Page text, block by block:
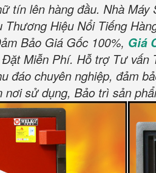
tín lên hàng đầu. Nhà Máy
Hiệu Nổi Tiếng
Bảo Giá Gốc 100%, Giá
Miễn Phí. Hỗ trợ Tư vấn
đáo chuyên nghiệp, đảm
nơi sử dụng, Bảo trì sản